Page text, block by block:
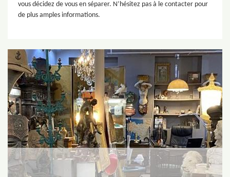
vous décidez de vous en séparer. N’hésitez pas à le contacter pour
de plus amples informations.